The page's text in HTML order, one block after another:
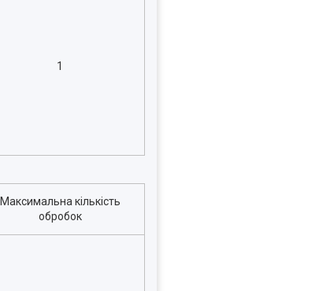
1
Максимальна кількість
обробок